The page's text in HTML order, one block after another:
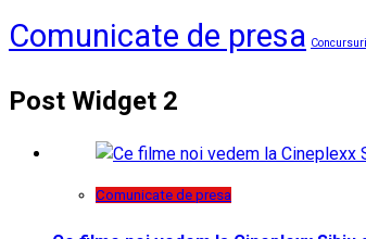
Comunicate de presa Concursuri
Post Widget 2
Comunicate de presa